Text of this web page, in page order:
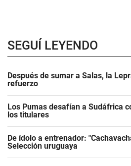
SEGUÍ LEYENDO
Después de sumar a Salas, la
refuerzo
Los Pumas desafían a Sudáfrica
los titulares
De ídolo a entrenador:
Selección uruguaya